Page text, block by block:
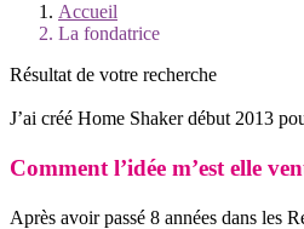
Accueil
La fondatrice
Résultat de votre recherche
J’ai créé Home Shaker début 2013
Comment l’idée m’est elle
Après avoir passé 8 années dans les